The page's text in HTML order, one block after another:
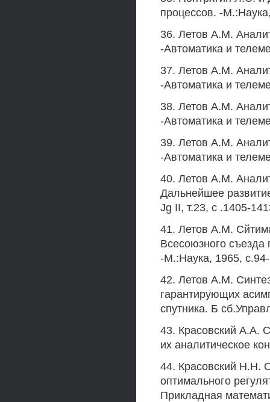
процессов. -
36. Летов A.M.
-Автоматика и
37. Летов A.M.
-Автоматика и
38. Летов A.M.
-Автоматика и
39. Летов A.M.
-Автоматика и
40. Летов A.M.
Дальнейшее
Jg II, т.23, с .1405-
41. Летов A.M.
Всесоюзного съезда
-М.:Наука, 1965,
42. Летов A.M.
гарантирующих
спутника. Б
43. Красовский А.А.
их аналитическое
44. Красовский Н.Н.
оптимального
Прикладная